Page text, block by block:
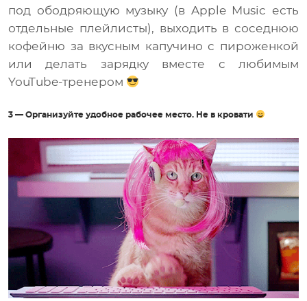
под ободряющую музыку (в Apple Music есть
отдельные плейлисты), выходить в соседнюю
кофейню за вкусным капучино с пироженкой
или делать зарядку вместе с любимым
YouTube-тренером
3 — Организуйте удобное рабочее место. Не в кровати